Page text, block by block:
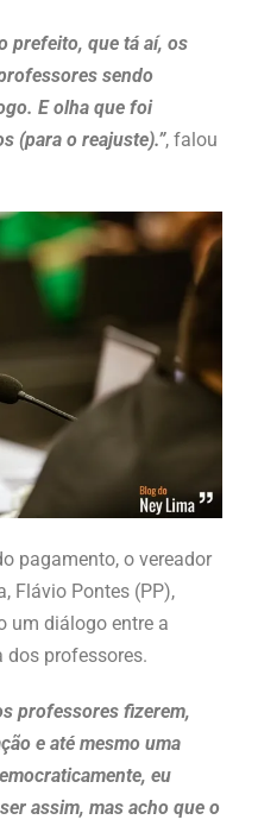
prefeito, que tá aí, os
sendo
E olha que foi
(para o reajuste).”, falou
pagamento, o vereador
Flávio Pontes (PP),
um diálogo entre a
professores.
professores fizerem,
e até mesmo uma
eu
assim, mas acho que o